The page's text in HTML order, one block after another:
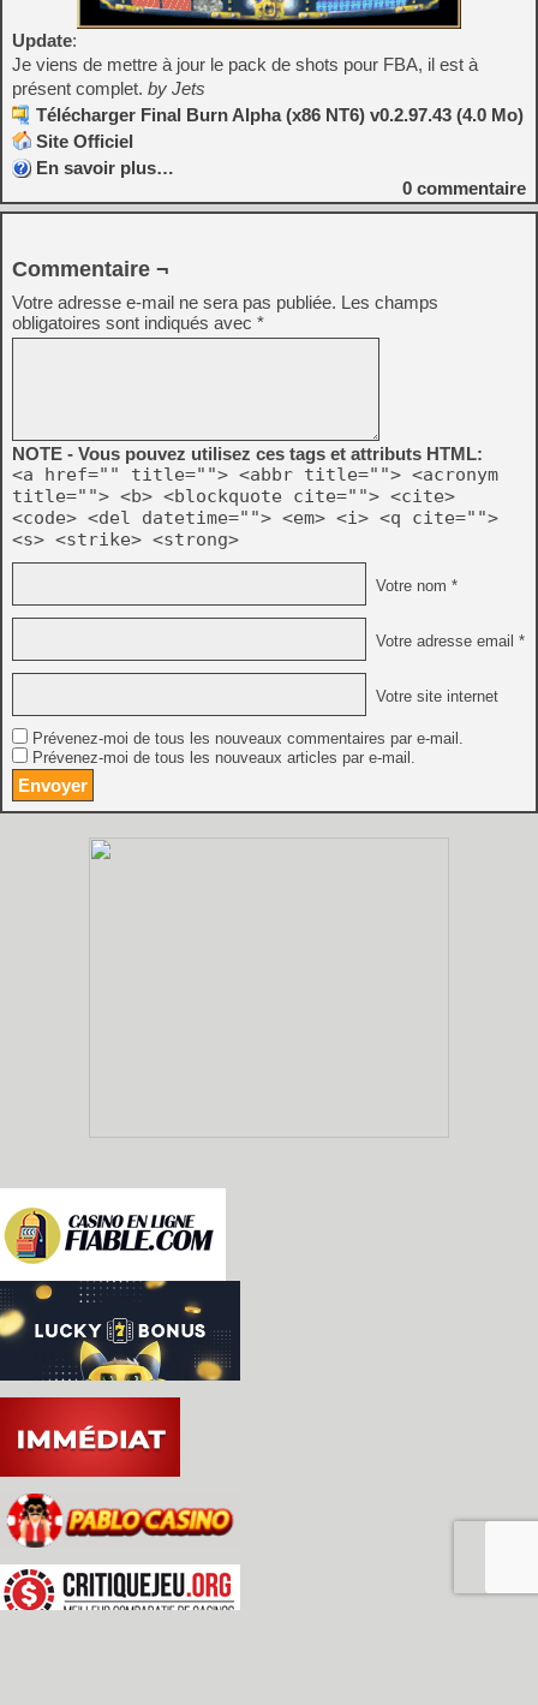
Update:
Je viens de mettre à jour le pack de shots pour FBA, il est à
présent complet. by Jets
Télécharger Final Burn Alpha (x86 NT6) v0.2.97.43 (4.0 Mo)
Site Officiel
En savoir plus…
0 commentaire
Commentaire ¬
Votre adresse e-mail ne sera pas publiée. Les champs
obligatoires sont indiqués avec *
NOTE - Vous pouvez utilisez ces tags et attributs HTML:
<a href="" title=""> <abbr title=""> <acronym
title=""> <b> <blockquote cite=""> <cite>
<code> <del datetime=""> <em> <i> <q cite="">
<s> <strike> <strong>
Votre nom *
Votre adresse email *
Votre site internet
Prévenez-moi de tous les nouveaux commentaires par e-mail.
Prévenez-moi de tous les nouveaux articles par e-mail.